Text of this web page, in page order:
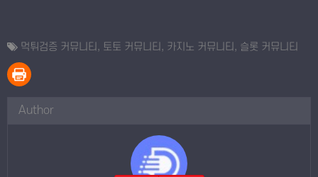
먹튀검증 커뮤니티, 토토 커뮤니티, 카지노 커뮤니티, 슬롯 커뮤니티
Author